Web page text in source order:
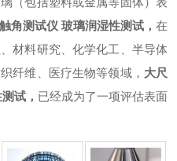
角测试仪 玻璃润湿性测试 ， 在
材料研究、化学化工、半导体
纤维、医疗生物等领域， 大尺
试 ， 已经成为了一项评估表面